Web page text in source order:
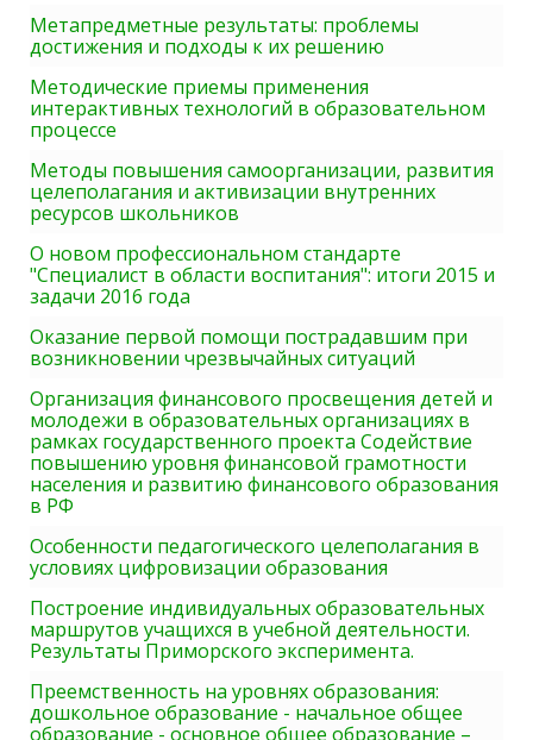
Метапредметные результаты: проблемы
достижения и подходы к их решению
Методические приемы применения
интерактивных технологий в образовательном
процессе
Методы повышения самоорганизации, развития
целеполагания и активизации внутренних
ресурсов школьников
О новом профессиональном стандарте
"Специалист в области воспитания": итоги 2015 и
задачи 2016 года
Оказание первой помощи пострадавшим при
возникновении чрезвычайных ситуаций
Организация финансового просвещения детей и
молодежи в образовательных организациях в
рамках государственного проекта Содействие
повышению уровня финансовой грамотности
населения и развитию финансового образования
в РФ
Особенности педагогического целеполагания в
условиях цифровизации образования
Построение индивидуальных образовательных
маршрутов учащихся в учебной деятельности.
Результаты Приморского эксперимента.
Преемственность на уровнях образования:
дошкольное образование - начальное общее
образование - основное общее образование –